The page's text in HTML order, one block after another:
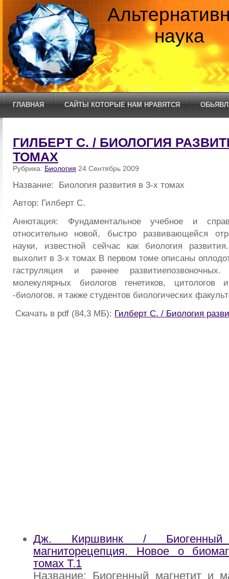
наука
ГЛАВНАЯ САЙТЫ КОТОРЫЕ НАМ НРАВЯТСЯ
ГИЛБЕРТ С. / БИОЛОГИЯ
ТОМАХ
Рубрика: Биология 24 Сентябрь 2009
Название: Биология развития в 3-х томах
Автор: Гилберт С.
Аннотация: Фундаментальное учебное и
относительно новой, быстро развивающейся
науки, известной сейчас как биология
выхолит в 3-х томах В первом томе описаны
гаструляция и раннее
молекулярных биологов генетиков, цитологов
-биологов. я также студентов биологических
Скачать в pdf (84,3 МБ): Гилберт С. / Биология
Дж. Киршвинк /
магниторецепция. Новое о
томах Т.1
Название: Биогенный магнетит и